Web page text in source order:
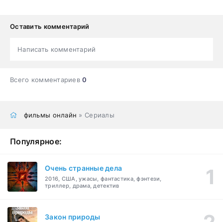
Оставить комментарий
Написать комментарий
Всего комментариев0
фильмы онлайн » Сериалы
Популярное:
Очень странные дела
2016, США, ужасы, фантастика, фэнтези,
триллер, драма, детектив
Закон природы